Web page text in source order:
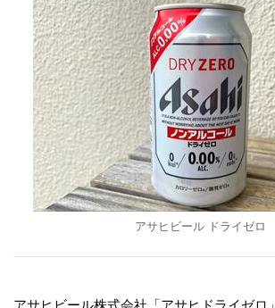
アサヒビール ドライゼロ
アサヒビール株式会社「アサヒドライゼロ」